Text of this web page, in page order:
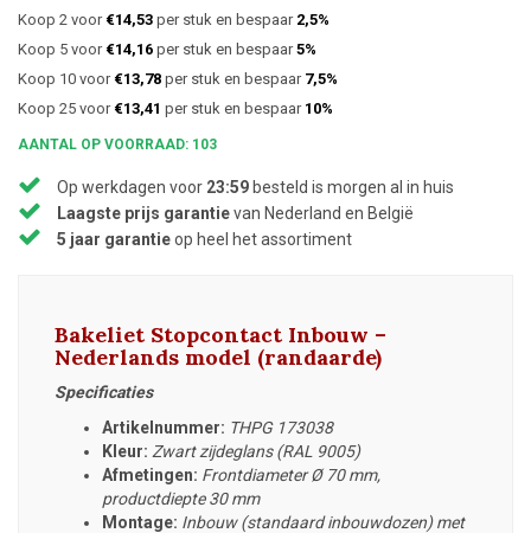
Koop 2 voor €14,53 per stuk en bespaar 2,5%
Koop 5 voor €14,16 per stuk en bespaar5%
Koop 10 voor €13,78 per stuk en bespaar 7,5%
Koop 25 voor €13,41 per stuk en bespaar 10%
AANTAL OP VOORRAAD: 103
Op werkdagen voor 23:59 besteld is morgen al in huis
Laagste prijs garantievan Nederland en België
5 jaar garantieop heel het assortiment
Bakeliet Stopcontact Inbouw –
Nederlands model (randaarde)
Specificaties
Artikelnummer: THPG 173038
Kleur: Zwart zijdeglans (RAL 9005)
Afmetingen: Frontdiameter Ø 70 mm,
productdiepte 30 mm
Montage: Inbouw (standaard inbouwdozen) met